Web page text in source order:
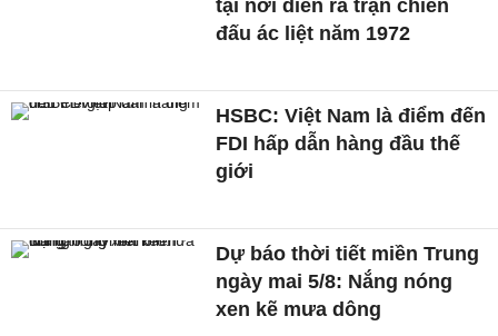
tại nơi diễn ra trận chiến
đấu ác liệt năm 1972
HSBC: Việt Nam là điểm đến
FDI hấp dẫn hàng đầu thế
giới
Dự báo thời tiết miền Trung
ngày mai 5/8: Nắng nóng
xen kẽ mưa dông